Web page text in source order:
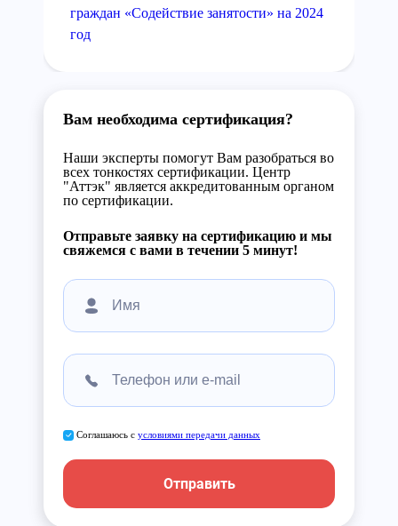
граждан «Содействие занятости» на 2024
год
Вам необходима сертификация?
Наши эксперты помогут Вам разобраться во
всех тонкостях сертификации. Центр
"Аттэк" является аккредитованным органом
по сертификации.
Отправьте заявку на сертификацию и мы
свяжемся с вами в течении 5 минут!
Соглашаюсь с условиями передачи данных
Отправить